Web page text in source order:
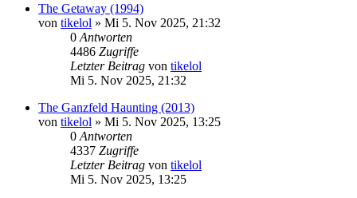
The Getaway (1994)
von tikelol » Mi 5. Nov 2025, 21:32
0 Antworten
4486 Zugriffe
Letzter Beitrag von tikelol
Mi 5. Nov 2025, 21:32
The Ganzfeld Haunting (2013)
von tikelol » Mi 5. Nov 2025, 13:25
0 Antworten
4337 Zugriffe
Letzter Beitrag von tikelol
Mi 5. Nov 2025, 13:25